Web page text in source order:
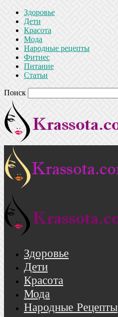
Здоровье
Дети
Красота
Мода
Народные рецепты
Фитнес
Питание
Статьи
Поиск
Здоровье
Дети
Красота
Мода
Народные Рецепты